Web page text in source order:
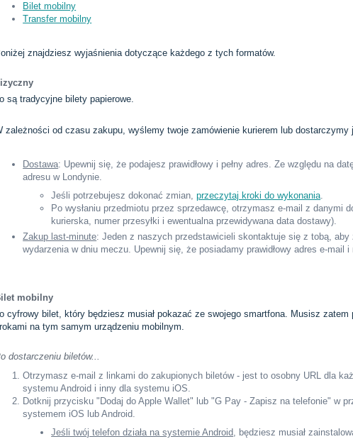
Bilet mobilny
Transfer mobilny
znajdziesz wyjaśnienia dotyczące każdego z tych formatów.
są tradycyjne bilety papierowe.
zależności od czasu zakupu, wyślemy twoje zamówienie kurierem lub dostarczymy
Dostawa: Upewnij się, że podajesz prawidłowy i pełny adres. Ze względu na
adresu w Londynie.
Jeśli potrzebujesz dokonać zmian,przeczytaj kroki do wykonania.
Po wysłaniu przedmiotu przez sprzedawcę, otrzymasz e-mail z danymi
kurierska, numer przesyłki i ewentualna przewidywana data dostawy).
Zakup last-minute: Jeden z naszych przedstawicieli skontaktuje się z tobą,
wydarzenia w dniu meczu. Upewnij się, że posiadamy prawidłowy adres e-mail i
mobilny
cyfrowy bilet, który będziesz musiał pokazać ze swojego smartfona. Musisz
na tym samym urządzeniu mobilnym.
dostarczeniu biletów...
Otrzymasz e-mail z linkami do zakupionych biletów - jest to osobny URL dla
systemu Android i inny dla systemu iOS.
Dotknij przycisku "Dodaj do Apple Wallet" lub "G Pay - Zapisz na telefonie" w
systemem iOS lub Android.
Jeśli twój telefon działa na systemie Android, będziesz musiał